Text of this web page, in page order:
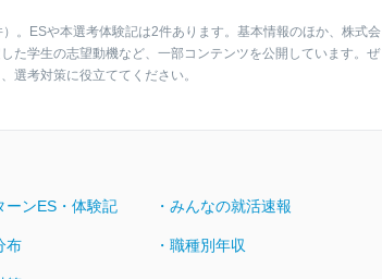
。ESや本選考体験記は2件あります。基本情報のほか、株式会
た学生の志望動機など、一部コンテンツを公開しています。ぜ
選考対策に役立ててください。
ーンES・体験記 ・みんなの就活速報
布 ・職種別年収